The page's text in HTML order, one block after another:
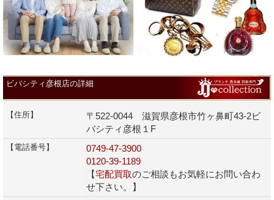
ビバシティ彦根店の詳細
【住所】
〒522-0044 滋賀県彦根市竹ヶ鼻町43-2ビ
バシティ彦根１F
【電話番号】
0749-47-3900
0120-39-1189
【宅配買取のご相談もお気軽にお問い合わ
せ下さい。】